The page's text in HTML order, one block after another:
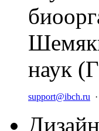
наук
support@ibch.ru ·